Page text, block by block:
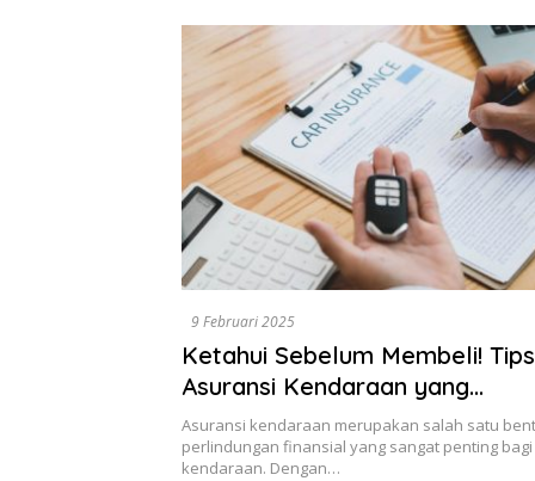
9 Februari 2025
Ketahui Sebelum Membeli!
Asuransi Kendaraan yang
Menguntungkan
Asuransi kendaraan merupakan salah satu
perlindungan finansial yang sangat penting
kendaraan. Dengan…